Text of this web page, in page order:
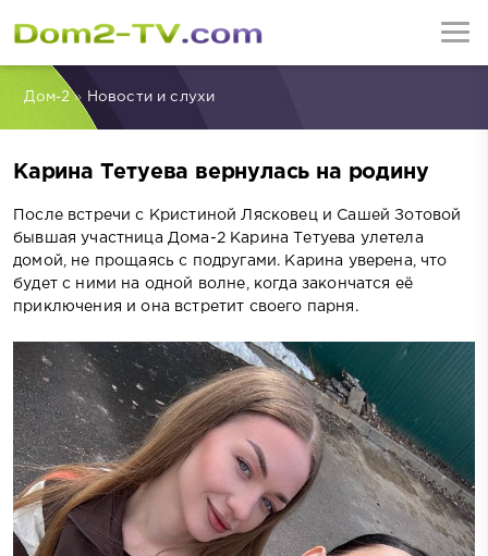
Дом-2» Новости и слухи
Карина Тетуева вернулась на родину
После встречи с Кристиной Лясковец и Сашей Зотовой
бывшая участница Дома-2 Карина Тетуева улетела
домой, не прощаясь с подругами. Карина уверена, что
будет с ними на одной волне, когда закончатся её
приключения и она встретит своего парня.